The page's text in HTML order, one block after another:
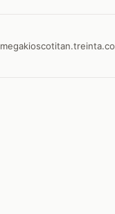
megakioscotitan.treinta.co